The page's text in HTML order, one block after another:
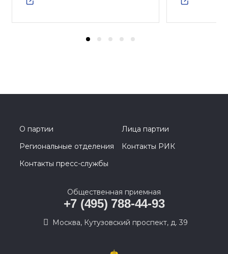
О партии
Лица партии
Региональные отделения
Контакты РИК
Контакты пресс-службы
Общественная приемная
+7 (495) 788-44-93
Москва, Кутузовский проспект, д. 39